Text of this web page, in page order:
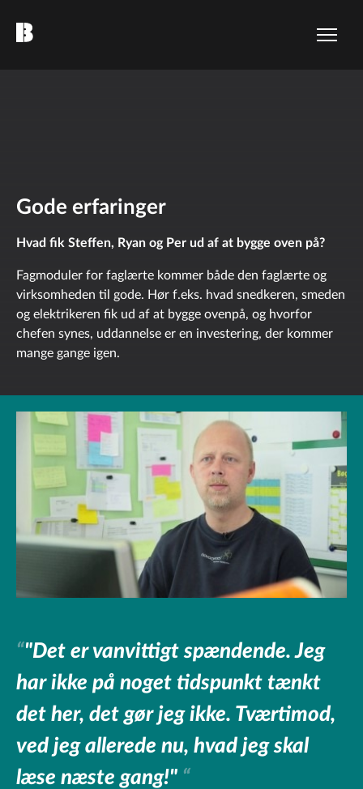
Gode erfaringer
Hvad fik Steffen, Ryan og Per ud af at bygge oven på?
Fagmoduler for faglærte kommer både den faglærte og
virksomheden til gode. Hør f.eks. hvad snedkeren, smeden
og elektrikeren fik ud af at bygge ovenpå, og hvorfor
chefen synes, uddannelse er en investering, der kommer
mange gange igen.
"Det er vanvittigt spændende. Jeg
har ikke på noget tidspunkt tænkt
det her, det gør jeg ikke. Tværtimod,
ved jeg allerede nu, hvad jeg skal
læse næste gang!"